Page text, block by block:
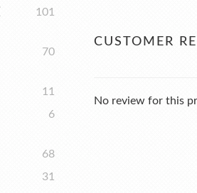
101
70
11
6
68
31
CUSTOMER
No review for this